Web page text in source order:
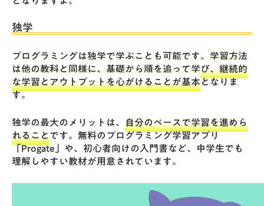
独学
プログラミングは独学で学ぶことも可能です。 学習方法
は他の教科と同様に、基礎から順を追って学び、継続的
な学習とアウトプットを心がけることが基本となりま
す。
独学の最大のメリットは、 自分のペースで学習を進めら
れることです。無料のプログラミング学習アプリ
「Progate」や、初心者向けの入門書など、中学生でも
理解しやすい教材が用意されています。